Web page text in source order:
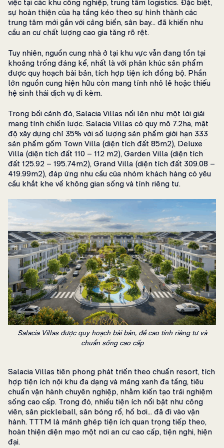
việc tại các khu công nghiệp, trung tâm logistics. Đặc biệt,
sự hoàn thiện của hạ tầng kéo theo sự hình thành các
trung tâm mới gắn với cảng biển, sân bay… đã khiến nhu
cầu an cư chất lượng cao gia tăng rõ rệt.
Tuy nhiên, nguồn cung nhà ở tại khu vực vẫn đang tồn tại
khoảng trống đáng kể, nhất là với phân khúc sản phẩm
được quy hoạch bài bản, tích hợp tiện ích đồng bộ. Phần
lớn nguồn cung hiện hữu còn mang tính nhỏ lẻ hoặc thiếu
hệ sinh thái dịch vụ đi kèm.
Trong bối cảnh đó, Salacia Villas nổi lên như một lời giải
mang tính chiến lược. Salacia Villas có quy mô 7.2ha, mật
độ xây dựng chỉ 35% với số lượng sản phẩm giới hạn 333
sản phẩm gồm Town Villa (diện tích đất 85m2), Deluxe
Villa (diện tích đất 110 – 112 m2), Garden Villa (diện tích
đất 125.92 – 195.74m2), Grand Villa (diện tích đất 309.08 –
419.99m2), đáp ứng nhu cầu của nhóm khách hàng có yêu
cầu khắt khe về không gian sống và tính riêng tư.
Salacia Villas được quy hoạch bài bản, đề cao tính riêng tư và
chuẩn sống cao cấp
Salacia Villas tiên phong phát triển theo chuẩn resort, tích
hợp tiện ích nội khu đa dạng và mảng xanh đa tầng, tiêu
chuẩn vận hành chuyên nghiệp, nhằm kiến tạo trải nghiệm
sống cao cấp. Trong đó, nhiều tiện ích nổi bật như công
viên, sân pickleball, sân bóng rổ, hồ bơi… đã đi vào vận
hành. TTTM là mảnh ghép tiện ích quan trọng tiếp theo,
hoàn thiện diện mạo một nơi an cư cao cấp, tiện nghi, hiện
đại.